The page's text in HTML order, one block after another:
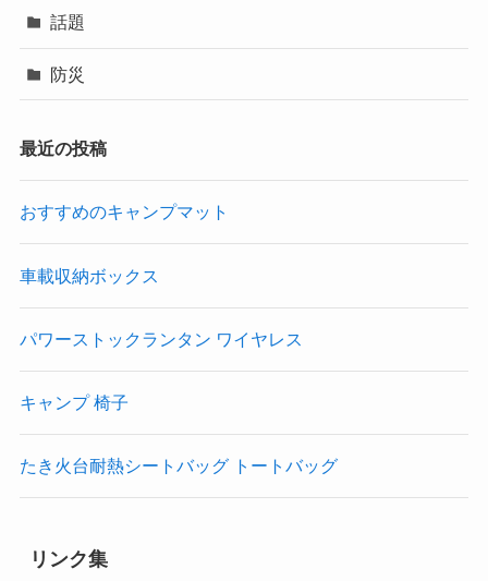
話題
防災
最近の投稿
おすすめのキャンプマット
車載収納ボックス
パワーストックランタン ワイヤレス
キャンプ 椅子
たき火台耐熱シートバッグ トートバッグ
リンク集